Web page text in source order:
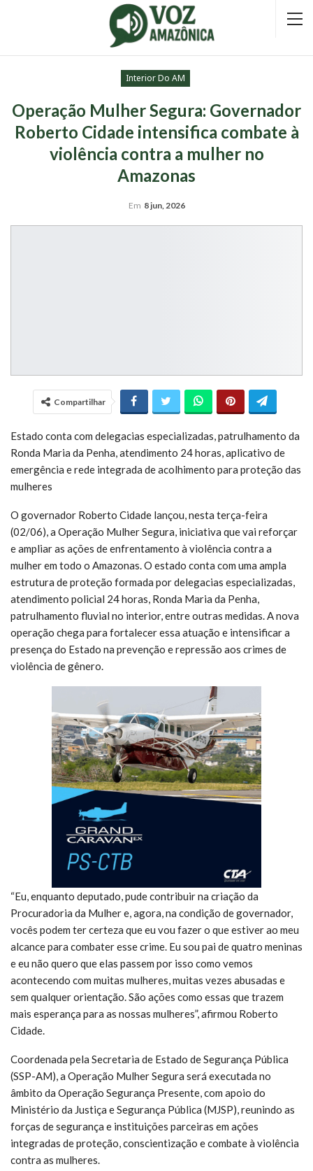
Interior Do AM
Operação Mulher Segura: Governador
Roberto Cidade intensifica combate à
violência contra a mulher no
Amazonas
Em 8 jun, 2026
Compartilhar
Estado conta com delegacias especializadas, patrulhamento da
Ronda Maria da Penha, atendimento 24 horas, aplicativo de
emergência e rede integrada de acolhimento para proteção das
mulheres
O governador Roberto Cidade lançou, nesta terça-feira
(02/06), a Operação Mulher Segura, iniciativa que vai reforçar
e ampliar as ações de enfrentamento à violência contra a
mulher em todo o Amazonas. O estado conta com uma ampla
estrutura de proteção formada por delegacias especializadas,
atendimento policial 24 horas, Ronda Maria da Penha,
patrulhamento fluvial no interior, entre outras medidas. A nova
operação chega para fortalecer essa atuação e intensificar a
presença do Estado na prevenção e repressão aos crimes de
violência de gênero.
“Eu, enquanto deputado, pude contribuir na criação da
Procuradoria da Mulher e, agora, na condição de governador,
vocês podem ter certeza que eu vou fazer o que estiver ao meu
alcance para combater esse crime. Eu sou pai de quatro meninas
e eu não quero que elas passem por isso como vemos
acontecendo com muitas mulheres, muitas vezes abusadas e
sem qualquer orientação. São ações como essas que trazem
mais esperança para as nossas mulheres”, afirmou Roberto
Cidade.
Coordenada pela Secretaria de Estado de Segurança Pública
(SSP-AM), a Operação Mulher Segura será executada no
âmbito da Operação Segurança Presente, com apoio do
Ministério da Justiça e Segurança Pública (MJSP), reunindo as
forças de segurança e instituições parceiras em ações
integradas de proteção, conscientização e combate à violência
contra as mulheres.